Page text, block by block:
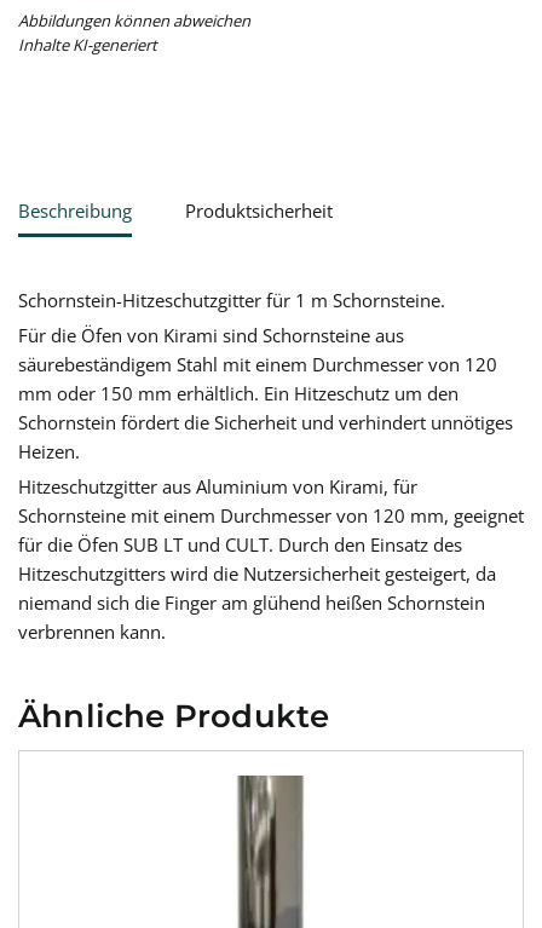
Abbildungen können abweichen
Inhalte KI-generiert
Beschreibung Produktsicherheit
Schornstein-Hitzeschutzgitter für 1 m Schornsteine.
Für die Öfen von Kirami sind Schornsteine aus
säurebeständigem Stahl mit einem Durchmesser von 120
mm oder 150 mm erhältlich. Ein Hitzeschutz um den
Schornstein fördert die Sicherheit und verhindert unnötiges
Heizen.
Hitzeschutzgitter aus Aluminium von Kirami, für
Schornsteine mit einem Durchmesser von 120 mm, geeignet
für die Öfen SUB LT und CULT. Durch den Einsatz des
Hitzeschutzgitters wird die Nutzersicherheit gesteigert, da
niemand sich die Finger am glühend heißen Schornstein
verbrennen kann.
Ähnliche Produkte